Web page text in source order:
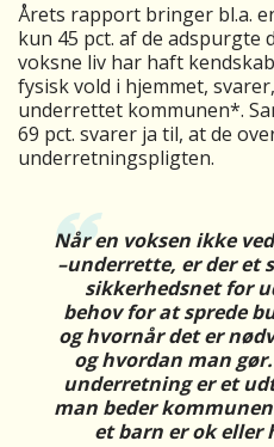
Årets rapport bringer bl.a.
kun 45 pct. af de adspurgte
voksne liv har haft
fysisk vold i hjemmet,
underrettet kommunen*.
69 pct. svarer ja til, at de
underretningspligten.
Når en voksen ikke
–underrette, er der et
sikkerhedsnet for
behov for at sprede
og hvornår det er
og hvordan man
underretning er et
man beder
et barn er ok